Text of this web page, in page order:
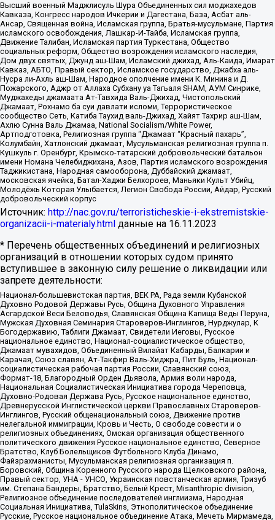
Высший военный Маджлисуль Шура Объединенных сил моджахедов
Кавказа, Конгресс народов Ичкерии и Дагестана, База, Асбат аль-
Ансар, Священная война, Исламская группа, Братья-мусульмане, Партия
исламского освобождения, Лашкар-И-Тайба, Исламская группа,
Движение Талибан, Исламская партия Туркестана, Общество
социальных реформ, Общество возрождения исламского наследия,
Дом двух святых, Джунд аш-Шам, Исламский джихад, Аль-Каида, Имарат
Кавказ, АБТО, Правый сектор, Исламское государство, Джабха аль-
Нусра ли-Ахль аш-Шам, Народное ополчение имени К. Минина и Д.
Пожарского, Аджр от Аллаха Субхану уа Тагьаля SHAM, АУМ Синрике,
Муджахеды джамаата Ат-Тавхида Валь-Джихад, Чистопольский
Джамаат, Рохнамо ба суи давлати исломи, Террористическое
сообщество Сеть, Катиба Таухид валь-Джихад, Хайят Тахрир аш-Шам,
Ахлю Сунна Валь Джамаа, National Socialism/White Power,
Артподготовка, Религиозная группа “Джамаат “Красный пахарь”,
Колумбайн, Хатлонский джамаат, Мусульманская религиозная группа п.
Кушкуль г. Оренбург, Крымско-татарский добровольческий батальон
имени Номана Челебиджихана, Азов, Партия исламского возрождения
Таджикистана, Народная самооборона, Дуббайский джамаат,
московская ячейка, Батал-Хаджи Белхороев, Маньяки Культ Убийц,
Молодёжь Которая Улыбается, Легион Свобода России, Айдар, Русский
добровольческий корпус
Источник: http://nac.gov.ru/terroristicheskie-i-ekstremistskie-
organizacii-i-materialy.html данные на 16.11.2023
* Перечень общественных объединений и религиозных
организаций в отношении которых судом принято
вступившее в законную силу решение о ликвидации или
запрете деятельности:
Национал-большевистская партия, ВЕК РА, Рада земли Кубанской
Духовно Родовой Державы Русь, Община Духовного Управления
Асгардской Веси Беловодья, Славянская Община Капища Веды Перуна,
Мужская Духовная Семинария Староверов-Инглингов, Нурджулар, К
Богодержавию, Таблиги Джамаат, Свидетели Иеговы, Русское
национальное единство, Национал-социалистическое общество,
Джамаат мувахидов, Объединенный Вилайат Кабарды, Балкарии и
Карачая, Союз славян, Ат-Такфир Валь-Хиджра, Пит Буль, Национал-
социалистическая рабочая партия России, Славянский союз,
Формат-18, Благородный Орден Дьявола, Армия воли народа,
Национальная Социалистическая Инициатива города Череповца,
Духовно-Родовая Держава Русь, Русское национальное единство,
Древнерусской Инглистической церкви Православных Староверов-
Инглингов, Русский общенациональный союз, Движение против
нелегальной иммиграции, Кровь и Честь, О свободе совести и о
религиозных объединениях, Омская организация общественного
политического движения Русское национальное единство, Северное
Братство, Клуб Болельщиков Футбольного Клуба Динамо,
Файзрахманисты, Мусульманская религиозная организация п.
Боровский, Община Коренного Русского народа Щелковского района,
Правый сектор, УНА - УНСО, Украинская повстанческая армия, Тризуб
им. Степана Бандеры, Братство, Белый Крест, Misanthropic division,
Религиозное объединение последователей инглиизма, Народная
Социальная Инициатива, TulaSkins, Этнополитическое объединение
Русские, Русское национальное объединение Атака, Мечеть Мирмамеда,